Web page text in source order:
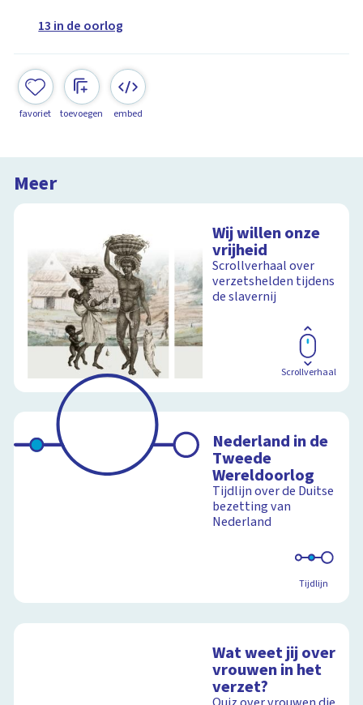
13 in de oorlog
favoriet toevoegen embed
Meer
Wij willen onze
vrijheid
Scrollverhaal over
verzetshelden tijdens
de slavernij
Scrollverhaal
Nederland in de
Tweede
Wereldoorlog
Tijdlijn over de Duitse
bezetting van
Nederland
Tijdlijn
Wat weet jij over
vrouwen in het
verzet?